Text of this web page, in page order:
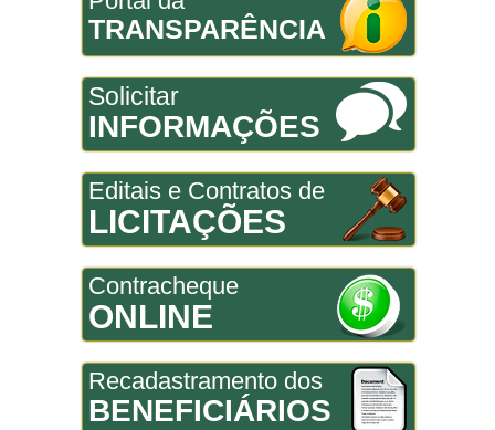
TRANSPARÊNCIA
Solicitar
INFORMAÇÕES
Editais e Contratos de
LICITAÇÕES
Contracheque
ONLINE
Recadastramento dos
BENEFICIÁRIOS